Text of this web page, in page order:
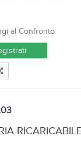
al Confronto